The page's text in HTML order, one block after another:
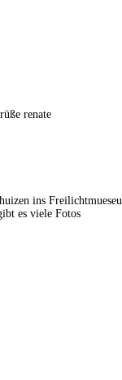
renate
ins
es viele Fotos